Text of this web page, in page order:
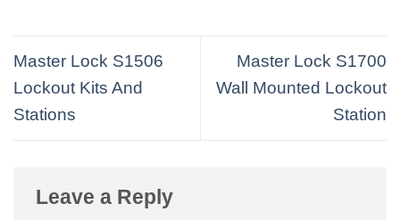
Master Lock S1506
Lockout Kits And
Stations
Master Lock S1700
Wall Mounted Lockout
Station
Leave a Reply